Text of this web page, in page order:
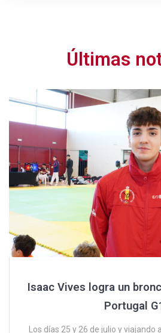
Últimas
Isaac Vives logra un
Portugal
Los días 25 y 26 de julio y